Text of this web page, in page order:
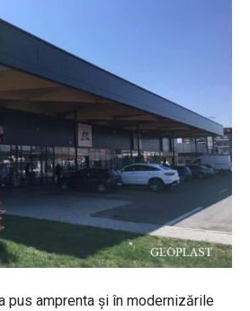
pus amprenta și în modernizările